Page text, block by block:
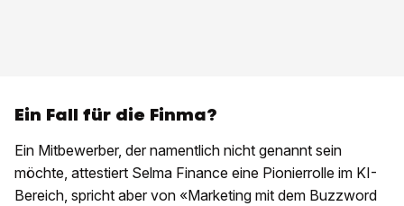
Ein Fall für die Finma?
Ein Mitbewerber, der namentlich nicht genannt sein
möchte, attestiert Selma Finance eine Pionierrolle im KI-
Bereich, spricht aber von «Marketing mit dem Buzzword